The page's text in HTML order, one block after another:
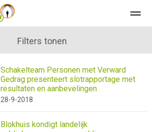
abonneren agenda
Nieuws Zoeken Pagina's
Filters tonen
Schakelteam Personen met Verward
Gedrag presenteert slotrapportage met
resultaten en aanbevelingen
28-9-2018
Blokhuis kondigt landelijk